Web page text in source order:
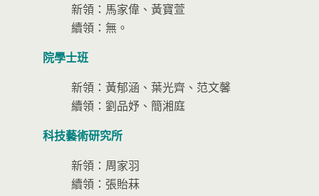
新領：馬家偉、黃寶萱
續領：無。
院學士班
新領：黃郁涵、葉光齊、范文馨
續領：劉品妤、簡湘庭
科技藝術研究所
新領：周家羽
續領：張貽菻